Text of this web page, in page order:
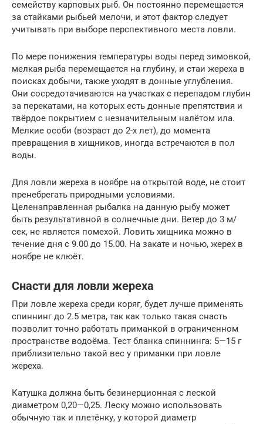
семейству карповых рыб. Он постоянно перемещается
за стайками рыбьей мелочи, и этот фактор следует
учитывать при выборе перспективного места ловли.
По мере понижения температуры воды перед зимовкой,
мелкая рыба перемещается на глубину, и стаи жереха в
поисках добычи, также уходят в донные углубления.
Они сосредотачиваются на участках с перепадом глубин
за перекатами, на которых есть донные препятствия и
твёрдое покрытием с незначительным налётом ила.
Мелкие особи (возраст до 2-х лет), до момента
превращения в хищников, иногда встречаются в пол
воды.
Для ловли жереха в ноябре на открытой воде, не стоит
пренебрегать природными условиями.
Целенаправленная рыбалка на данную рыбу может
быть результативной в солнечные дни. Ветер до 3 м/
сек, не является помехой. Ловить хищника можно в
течение дня с 9.00 до 15.00. На закате и ночью, жерех в
ноябре не клюёт.
Снасти для ловли жереха
При ловле жереха среди коряг, будет лучше применять
спиннинг до 2.5 метра, так как только такая снасть
позволит точно работать приманкой в ограниченном
пространстве водоёма. Тест бланка спиннинга: 5—15 г
приблизительно такой вес у приманки при ловле
жереха.
Катушка должна быть безинерционная с леской
диаметром 0,20—0,25. Леску можно использовать
обычную так и плетёнку, у которой диаметр